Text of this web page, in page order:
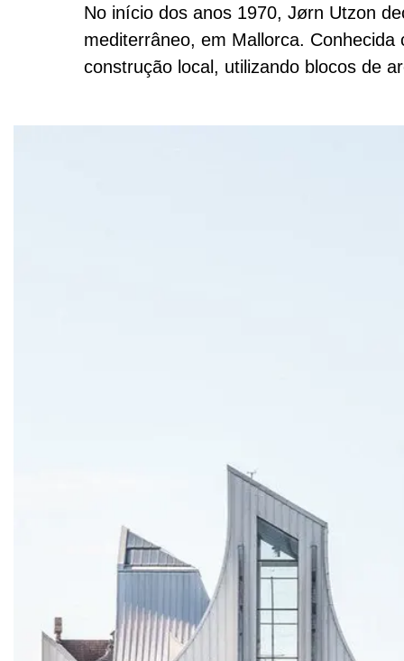
No início dos anos 1970, Jørn Utzon
mediterrâneo, em Mallorca.
construção local, utilizando blocos de